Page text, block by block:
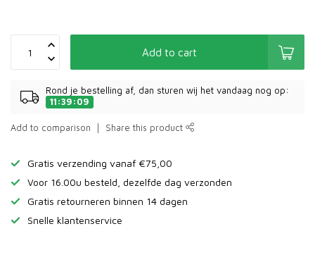
Add to cart
Rond je bestelling af, dan sturen wij het vandaag nog op:
11:39:09
Add to comparison Share this product
Gratis verzending vanaf €75,00
Voor 16.00u besteld, dezelfde dag verzonden
Gratis retourneren binnen 14 dagen
Snelle klantenservice